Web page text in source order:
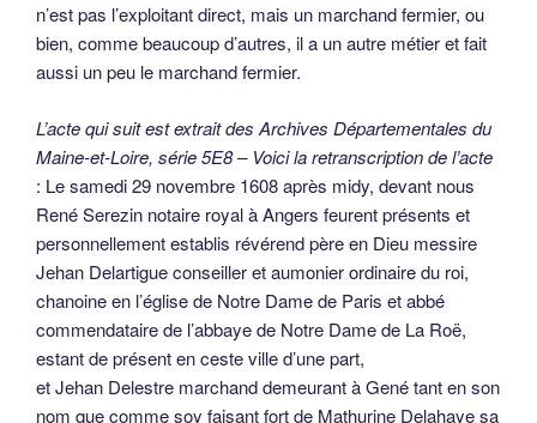
n’est pas l’exploitant direct, mais un marchand fermier, ou
bien, comme beaucoup d’autres, il a un autre métier et fait
aussi un peu le marchand fermier.
L’acte qui suit est extrait des Archives Départementales du
Maine-et-Loire, série 5E8 – Voici la retranscription de l’acte
: Le samedi 29 novembre 1608 après midy, devant nous
René Serezin notaire royal à Angers feurent présents et
personnellement establis révérend père en Dieu messire
Jehan Delartigue conseiller et aumonier ordinaire du roi,
chanoine en l’église de Notre Dame de Paris et abbé
commendataire de l’abbaye de Notre Dame de La Roë,
estant de présent en ceste ville d’une part,
et Jehan Delestre marchand demeurant à Gené tant en son
nom que comme soy faisant fort de Mathurine Delahaye sa